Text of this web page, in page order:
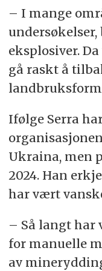
– I mange
eksplosiver.
gå raskt å
Ifølge Serra
Ukraina, men
2024. Han
har vært
– Så langt har
for manuelle
av